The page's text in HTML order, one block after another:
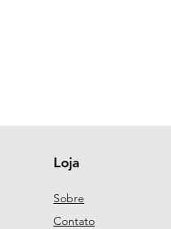
Loja
Sobre
Contato